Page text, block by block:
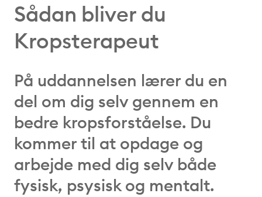
Sådan bliver du
Kropsterapeut
På uddannelsen lærer du en
del om dig selv gennem en
bedre kropsforståelse. Du
kommer til at opdage og
arbejde med dig selv både
fysisk, psysisk og mentalt.